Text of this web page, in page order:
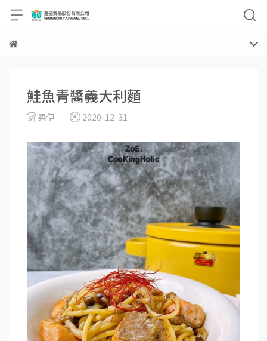
鮭魚青醬義大利麵
柔伊 2020-12-31